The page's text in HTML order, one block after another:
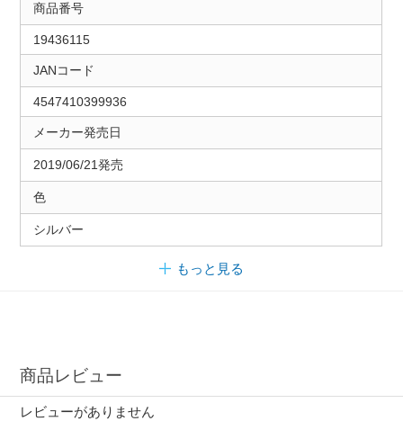
商品番号
19436115
JANコード
4547410399936
メーカー発売日
2019/06/21発売
色
シルバー
もっと見る
商品レビュー
レビューがありません